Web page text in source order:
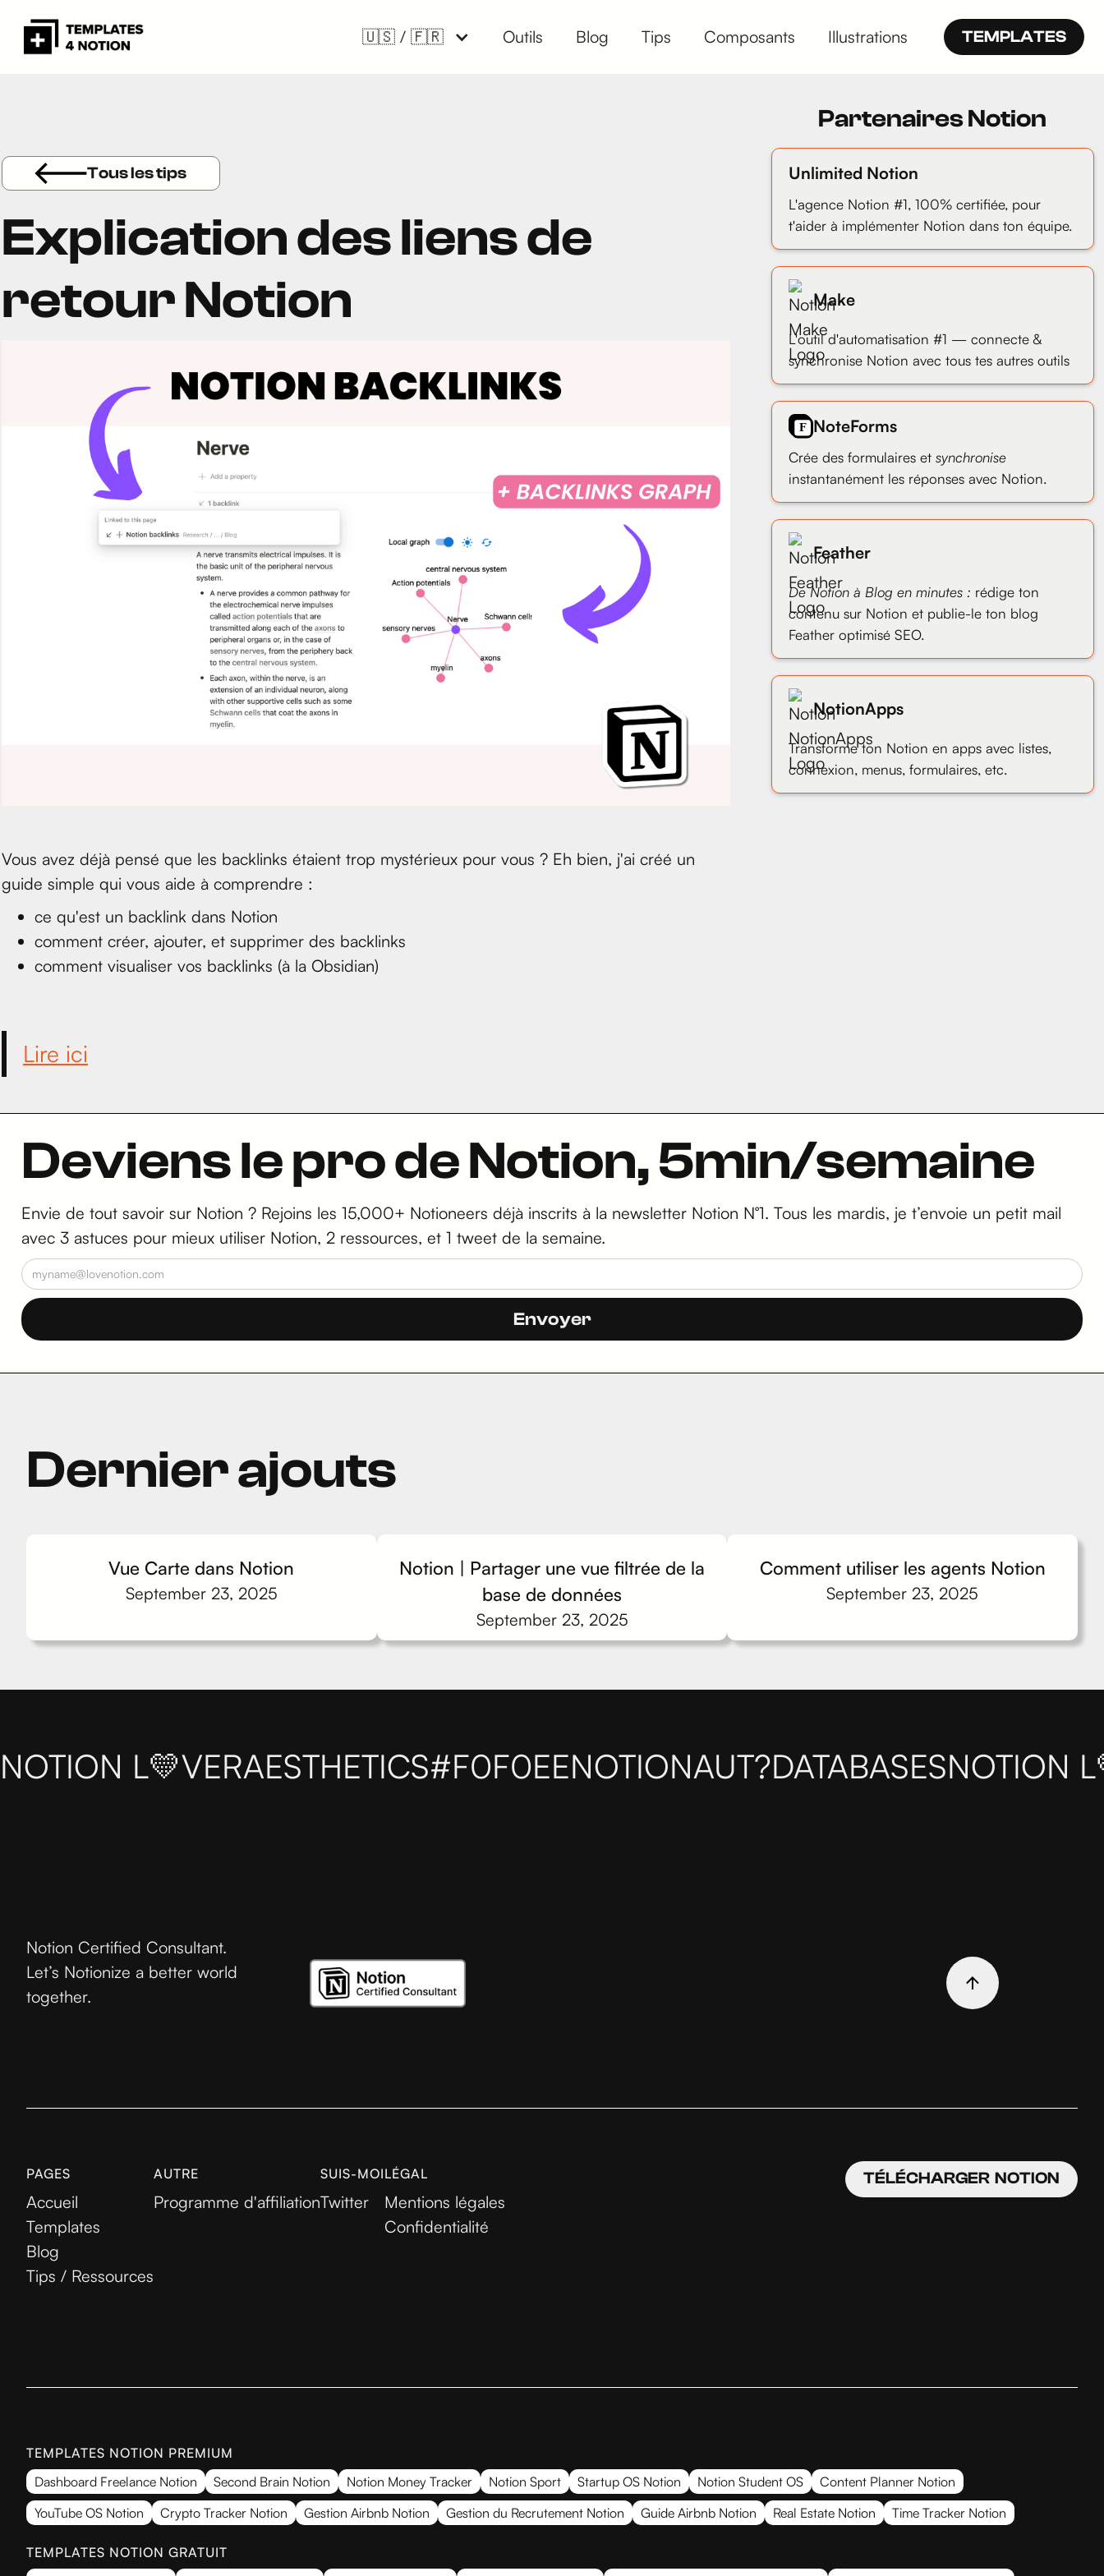
🇺🇸 / 🇫🇷 Outils Blog Tips Composants Illustrations TEMPLATES
Tous les tips
Explication des liens de
retour Notion
Vous avez déjà pensé que les backlinks étaient trop mystérieux pour vous ? Eh bien, j'ai créé un
guide simple qui vous aide à comprendre :
ce qu'est un backlink dans Notion
comment créer, ajouter, et supprimer des backlinks
comment visualiser vos backlinks (à la Obsidian)
Lire ici
Partenaires Notion
Unlimited Notion
L'agence Notion #1, 100% certifiée, pour
t'aider à implémenter Notion dans ton équipe.
Make
L'outil d'automatisation #1 — connecte &
synchronise Notion avec tous tes autres outils
NoteForms
Crée des formulaires et synchronise
instantanément les réponses avec Notion.
Feather
De Notion à Blog en minutes : rédige ton
contenu sur Notion et publie-le ton blog
Feather optimisé SEO.
NotionApps
Transforme ton Notion en apps avec listes,
connexion, menus, formulaires, etc.
Deviens le pro de Notion, 5min/semaine
Envie de tout savoir sur Notion ? Rejoins les 15,000+ Notioneers déjà inscrits à la newsletter Notion N°1. Tous les mardis, je t’envoie un petit mail
avec 3 astuces pour mieux utiliser Notion, 2 ressources, et 1 tweet de la semaine.
Dernier ajouts
Vue Carte dans Notion
September 23, 2025
Notion | Partager une vue filtrée de la
base de données
September 23, 2025
Comment utiliser les agents Notion
September 23, 2025
NOTION L💛VERAESTHETICS#F0F0EENOTIONAUT?DATABASESNOTION
Notion Certified Consultant.
Let’s Notionize a better world
together.
PAGES
Accueil
Templates
Blog
Tips / Ressources
AUTRE
Programme d'affiliation
SUIS-MOI
Twitter
LÉGAL
Mentions légales
Confidentialité
TÉLÉCHARGER NOTION
TEMPLATES NOTION PREMIUM
Dashboard Freelance Notion
Second Brain Notion Notion Money Tracker Notion Sport Startup OS Notion Notion Student OS
Content Planner Notion
YouTube OS Notion
Crypto Tracker Notion Gestion Airbnb Notion Gestion du Recrutement Notion Guide Airbnb Notion Real Estate Notion Time Tracker Notion
TEMPLATES NOTION GRATUIT